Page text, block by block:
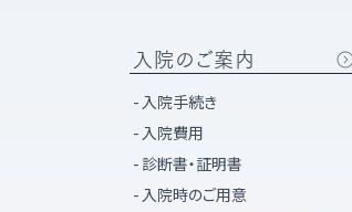
入院のご案内
入院手続き
入院費用
診断書・証明書
入院時のご用意